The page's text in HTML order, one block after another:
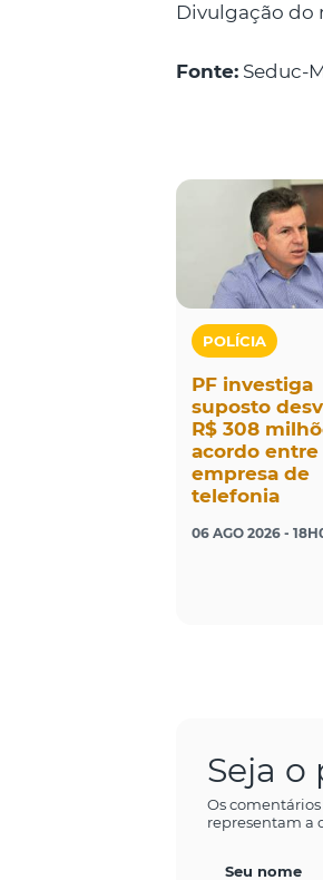
Divulgação do
Fonte: Seduc-
POLÍCIA
PF investiga
suposto
R$ 308
acordo entre
empresa de
telefonia
06 AGO 2026 -
Seja
Os
representam a
Seu nome